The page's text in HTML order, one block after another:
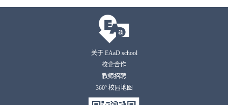
关于 EAaD school
校企合作
教师招聘
360º 校园地图